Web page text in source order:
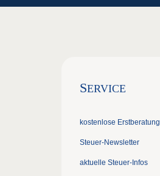
SERVICE
kostenlose Erstberatung
Steuer-Newsletter
aktuelle Steuer-Infos